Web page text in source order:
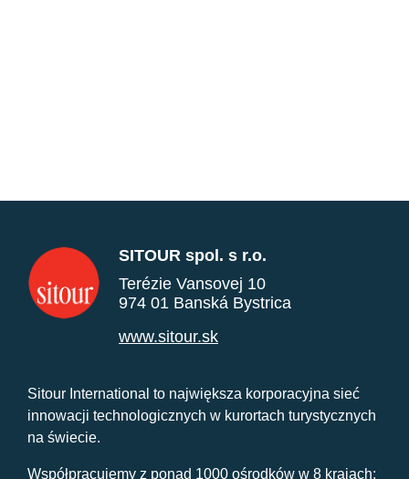
SITOUR spol. s r.o.
Terézie Vansovej 10
974 01 Banská Bystrica
www.sitour.sk
Sitour International to największa korporacyjna sieć
innowacji technologicznych w kurortach turystycznych
na świecie.
Współpracujemy z ponad 1000 ośrodków w 8 krajach: